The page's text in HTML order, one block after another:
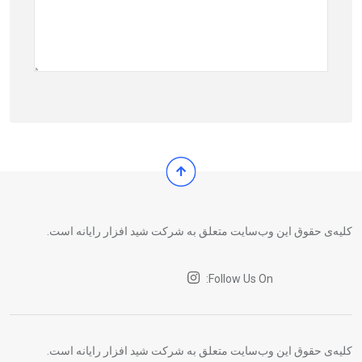
کلیه‌ی حقوق این وب‌سایت متعلق به شرکت شید افزار رایانه است.
Follow Us On:
کلیه‌ی حقوق این وب‌سایت متعلق به شرکت شید افزار رایانه است.